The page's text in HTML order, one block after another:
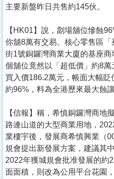
主要新盤昨日共售約145伙。
【HK01】說，劏場舖位慘蝕
你舖8萬有交易。核心零售區
街1號銅鑼灣商業大廈的基座
個舖位竟然以「超低價」約8
買入價186.2萬元，帳面大幅
約96%，料為全港歷來最大蝕
【信報】稱，希慎銅鑼灣商地
路連山道的大型商業用地，
業樓宇後，發展商希慎興業（
規會提出新發展方案，建議其
2022年獲城規會批准發展的約
面面積，則改為公用平台花園